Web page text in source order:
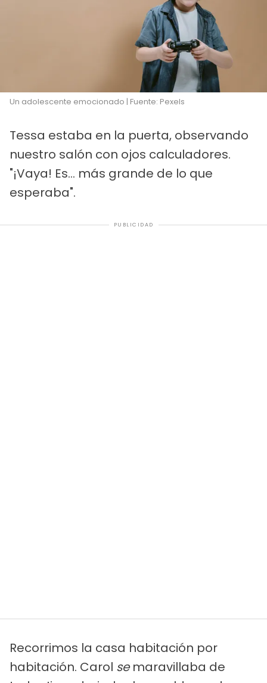
Un adolescente emocionado | Fuente: Pexels
Tessa estaba en la puerta, observando
nuestro salón con ojos calculadores.
"¡Vaya! Es... más grande de lo que
esperaba".
PUBLICIDAD
Recorrimos la casa habitación por
habitación. Carol semaravillaba de